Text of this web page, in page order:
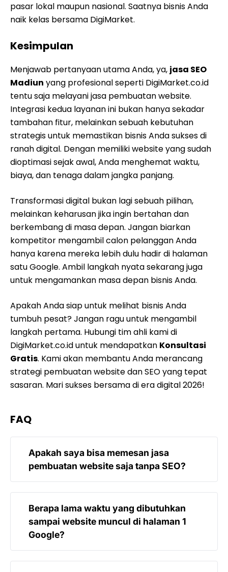
pasar lokal maupun nasional. Saatnya bisnis Anda
naik kelas bersama DigiMarket.
Kesimpulan
Menjawab pertanyaan utama Anda, ya, jasa SEO
Madiun yang profesional seperti DigiMarket.co.id
tentu saja melayani jasa pembuatan website.
Integrasi kedua layanan ini bukan hanya sekadar
tambahan fitur, melainkan sebuah kebutuhan
strategis untuk memastikan bisnis Anda sukses di
ranah digital. Dengan memiliki website yang sudah
dioptimasi sejak awal, Anda menghemat waktu,
biaya, dan tenaga dalam jangka panjang.
Transformasi digital bukan lagi sebuah pilihan,
melainkan keharusan jika ingin bertahan dan
berkembang di masa depan. Jangan biarkan
kompetitor mengambil calon pelanggan Anda
hanya karena mereka lebih dulu hadir di halaman
satu Google. Ambil langkah nyata sekarang juga
untuk mengamankan masa depan bisnis Anda.
Apakah Anda siap untuk melihat bisnis Anda
tumbuh pesat? Jangan ragu untuk mengambil
langkah pertama. Hubungi tim ahli kami di
DigiMarket.co.id untuk mendapatkan Konsultasi
Gratis. Kami akan membantu Anda merancang
strategi pembuatan website dan SEO yang tepat
sasaran. Mari sukses bersama di era digital 2026!
FAQ
Apakah saya bisa memesan jasa
pembuatan website saja tanpa SEO?
menyarankan untuk minimal melakukan
optimasi SEO dasar (On-Page) agar website
Anda memiliki peluang untuk ditemukan oleh
calon pelanggan. Website tanpa SEO ibarat
menyebar brosur di tengah hutan yang sepi.
Berapa lama waktu yang dibutuhkan
sampai website muncul di halaman 1
Google?